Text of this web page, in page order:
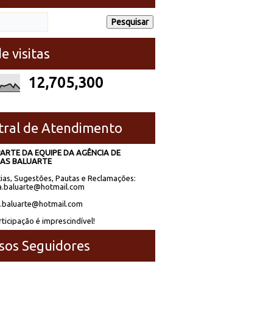
visitas
12,705,300
de Atendimento
DA EQUIPE DA AGÊNCIA DE
BALUARTE
Sugestões, Pautas e Reclamações:
é imprescindível!
Seguidores